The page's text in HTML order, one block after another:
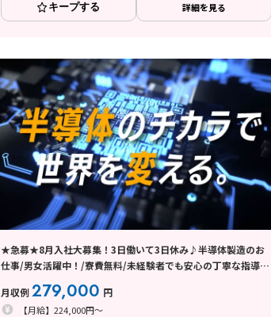
キープする 詳細を見る
★急募★8月入社大募集！3日働いて3日休み♪半導体製造のお
仕事/男女活躍中！/寮費無料/未経験者でも安心の丁寧な指導/
月収例279,000 円
【月給】224,000円～